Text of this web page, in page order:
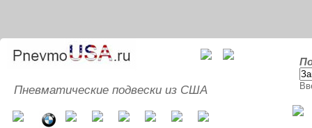
Пневматические подвески из США